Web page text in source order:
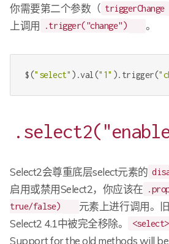
你需要第二个参数（ triggerChange
上调用
.trigger("change") 。
$("select" ).val("1" ).trigger(
Select2会尊重底层select元素的
启用或禁用Select2，你应该在
true/false)
元素上进行调用。
Select2 4.1中被完全移除。
<select>
Support for the old methods will